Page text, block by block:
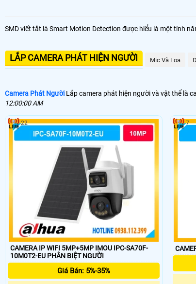
SMD viết tắt là Smart Motion Detection được hiểu là một tính
LẮP CAMERA PHÁT HIỆN NGƯỜI Mic Và Loa
Camera Phát Người Lắp camera phát hiện người và vật thể là
12:00:00 AM
CAMERA IP WIFI 5MP+5MP IMOU IPC-SA70F-
10M0T2-EU PHÂN BIỆT NGƯỜI
Giá Bán: 5%-35%
22 7